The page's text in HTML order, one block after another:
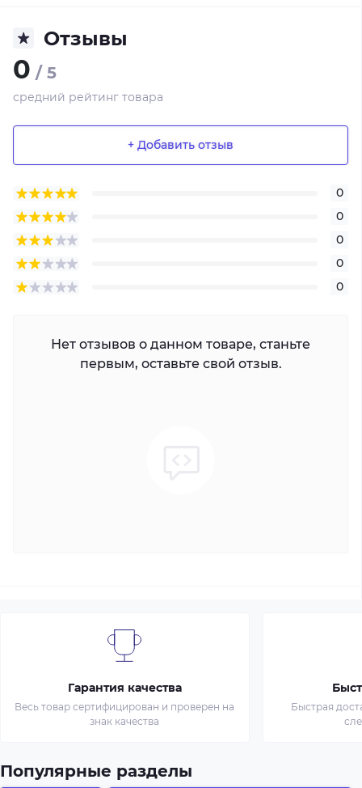
Отзывы
0 / 5
средний рейтинг товара
+ Добавить отзыв
0
0
0
0
0
Нет отзывов о данном товаре, станьте
первым, оставьте свой отзыв.
Гарантия качества
Весь товар сертифицирован и проверен на
знак качества
Быстрая
Популярные разделы